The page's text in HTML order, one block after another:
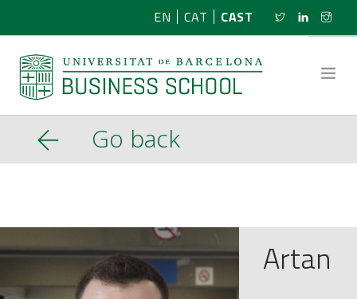
EN CAT CAST
SOBRE NOSOTROS
NOTICIAS
Go back
Artan